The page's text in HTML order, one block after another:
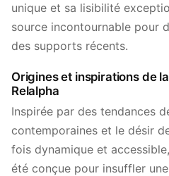
unique et sa lisibilité
source incontournable pour
des supports récents.
Origines et inspirations de
Relalpha
Inspirée par des tendances
contemporaines et le désir
fois dynamique et
été conçue pour insuffler